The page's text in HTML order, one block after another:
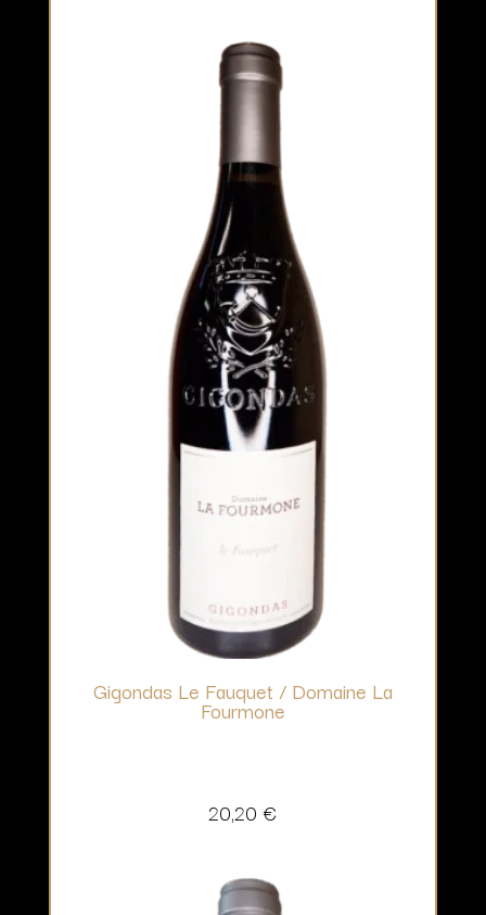
Gigondas Le Fauquet / Domaine La
Fourmone
20,20 €